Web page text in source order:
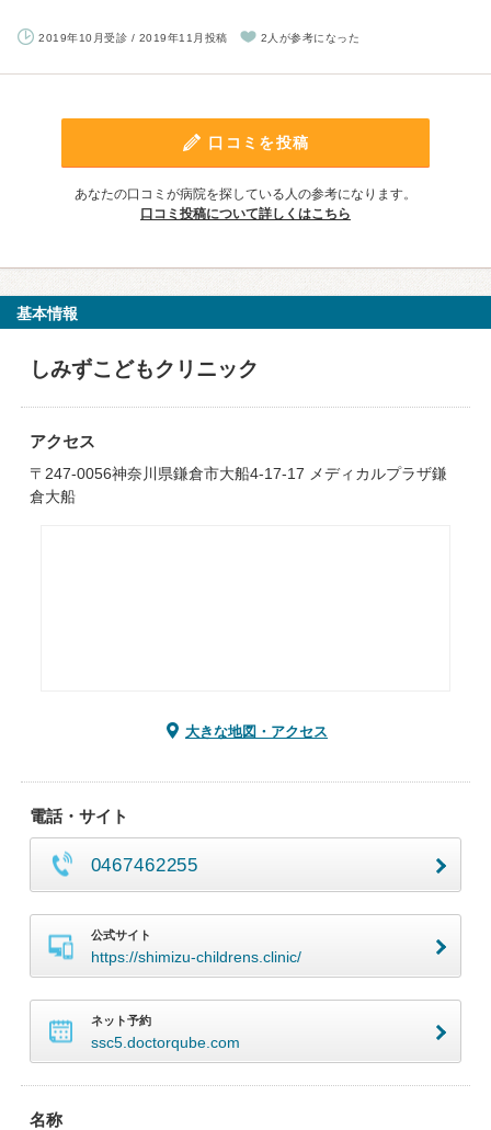
2019年10月受診 / 2019年11月投稿 2人が参考になった
口コミを投稿
あなたの口コミが病院を探している人の参考になります。
口コミ投稿について詳しくはこちら
基本情報
しみずこどもクリニック
アクセス
〒247-0056神奈川県鎌倉市大船4-17-17 メディカルプラザ鎌
倉大船
大きな地図・アクセス
電話・サイト
0467462255
公式サイト
https://shimizu-childrens.clinic/
ネット予約
ssc5.doctorqube.com
名称